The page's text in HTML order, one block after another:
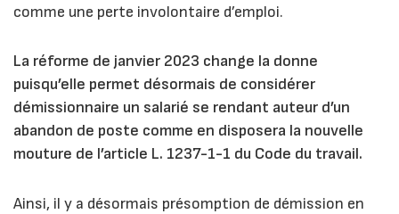
comme une perte involontaire d’emploi.
La réforme de janvier 2023 change la donne
puisqu’elle permet désormais de considérer
démissionnaire un salarié se rendant auteur d’un
abandon de poste comme en disposera la nouvelle
mouture de l’article L. 1237-1-1 du Code du travail.
Ainsi, il y a désormais présomption de démission en